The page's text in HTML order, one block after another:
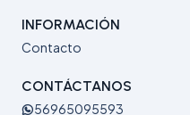
INFORMACIÓN
Contacto
CONTÁCTANOS
56965095593